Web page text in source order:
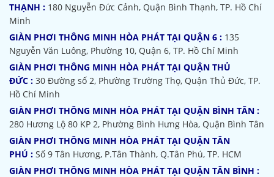
THẠNH : 180 Nguyễn Đức Cảnh, Quận Bình Thạnh, TP. Hồ Chí
Minh
GIÀN PHƠI THÔNG MINH HÒA PHÁT TẠI QUẬN 6 : 135
Nguyễn Văn Luông, Phường 10, Quận 6, TP. Hồ Chí Minh
GIÀN PHƠI THÔNG MINH HÒA PHÁT TẠI QUẬN THỦ
ĐỨC : 30 Đường số 2, Phường Trường Thọ, Quận Thủ Đức, TP.
Hồ Chí Minh
GIÀN PHƠI THÔNG MINH HÒA PHÁT TẠI QUẬN BÌNH TÂN :
280 Hương Lộ 80 KP 2, Phường Bình Hưng Hòa, Quận Bình Tân
GIÀN PHƠI THÔNG MINH HÒA PHÁT TẠI QUẬN TÂN
PHÚ : Số 9 Tân Hương, P.Tân Thành, Q.Tân Phú, TP. HCM
GIÀN PHƠI THÔNG MINH HÒA PHÁT TẠI QUẬN TÂN BÌNH :